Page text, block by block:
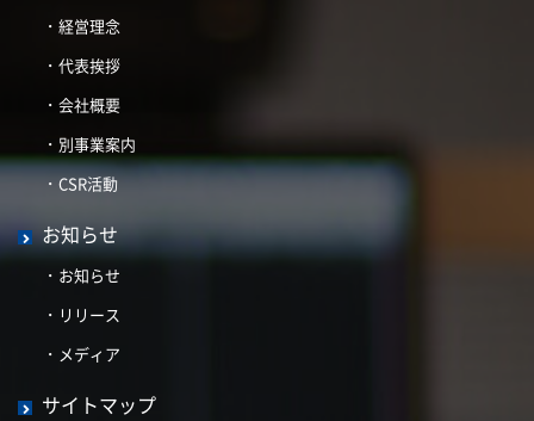
経営理念
代表挨拶
会社概要
別事業案内
CSR活動
お知らせ
お知らせ
リリース
メディア
サイトマップ